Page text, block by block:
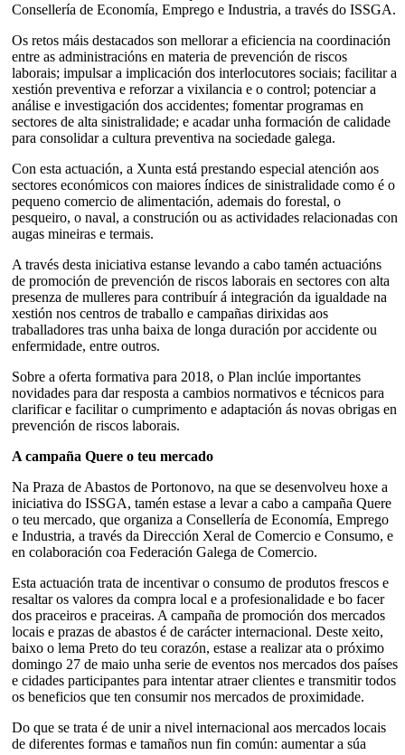
Consellería de Economía, Emprego e Industria, a través do ISSGA.
Os retos máis destacados son mellorar a eficiencia na coordinación
entre as administracións en materia de prevención de riscos
laborais; impulsar a implicación dos interlocutores sociais; facilitar a
xestión preventiva e reforzar a vixilancia e o control; potenciar a
análise e investigación dos accidentes; fomentar programas en
sectores de alta sinistralidade; e acadar unha formación de calidade
para consolidar a cultura preventiva na sociedade galega.
Con esta actuación, a Xunta está prestando especial atención aos
sectores económicos con maiores índices de sinistralidade como é o
pequeno comercio de alimentación, ademais do forestal, o
pesqueiro, o naval, a construción ou as actividades relacionadas con
augas mineiras e termais.
A través desta iniciativa estanse levando a cabo tamén actuacións
de promoción de prevención de riscos laborais en sectores con alta
presenza de mulleres para contribuír á integración da igualdade na
xestión nos centros de traballo e campañas dirixidas aos
traballadores tras unha baixa de longa duración por accidente ou
enfermidade, entre outros.
Sobre a oferta formativa para 2018, o Plan inclúe importantes
novidades para dar resposta a cambios normativos e técnicos para
clarificar e facilitar o cumprimento e adaptación ás novas obrigas en
prevención de riscos laborais.
A campaña Quere o teu mercado
Na Praza de Abastos de Portonovo, na que se desenvolveu hoxe a
iniciativa do ISSGA, tamén estase a levar a cabo a campaña Quere
o teu mercado, que organiza a Consellería de Economía, Emprego
e Industria, a través da Dirección Xeral de Comercio e Consumo, e
en colaboración coa Federación Galega de Comercio.
Esta actuación trata de incentivar o consumo de produtos frescos e
resaltar os valores da compra local e a profesionalidade e bo facer
dos praceiros e praceiras. A campaña de promoción dos mercados
locais e prazas de abastos é de carácter internacional. Deste xeito,
baixo o lema Preto do teu corazón, estase a realizar ata o próximo
domingo 27 de maio unha serie de eventos nos mercados dos países
e cidades participantes para intentar atraer clientes e transmitir todos
os beneficios que ten consumir nos mercados de proximidade.
Do que se trata é de unir a nivel internacional aos mercados locais
de diferentes formas e tamaños nun fin común: aumentar a súa